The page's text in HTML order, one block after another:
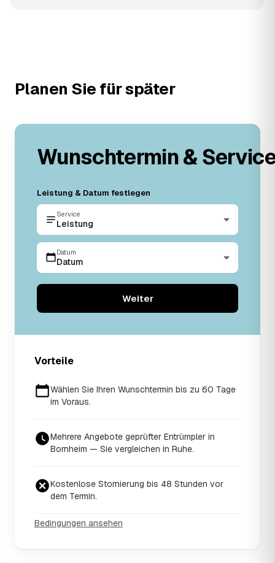
Planen Sie für später
Wunschtermin &
Leistung & Datum festlegen
Service
Leistung
Datum
Datum
Weiter
Vorteile
Wählen Sie Ihren Wunschtermin bis zu 60 Tage
im Voraus.
Mehrere Angebote geprüfter Entrümpler in
Bornheim — Sie vergleichen in Ruhe.
Kostenlose Stornierung bis 48 Stunden vor
dem Termin.
Bedingungen ansehen